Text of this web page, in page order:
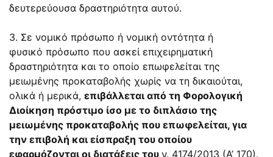
δευτερεύουσα δραστηριότητα αυτού.
3. Σε νομικό πρόσωπο ή νομική οντότητα ή
φυσικό πρόσωπο που ασκεί επιχειρηματική
δραστηριότητα και το οποίο επωφελείται της
μειωμένης προκαταβολής χωρίς να τη δικαιούται,
ολικά ή μερικά, επιβάλλεται από τη Φορολογική
Διοίκηση πρόστιμο ίσο με το διπλάσιο της
μειωμένης προκαταβολής που επωφελείται, για
την επιβολή και είσπραξη του οποίου
εφαρμόζονται οι διατάξεις του ν. 4174/2013 (Α’ 170).